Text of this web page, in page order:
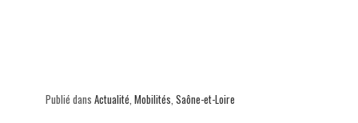
Publié dans Actualité, Mobilités, Saône-et-Loire